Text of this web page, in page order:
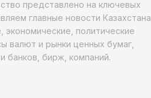
представлено на ключевых
главные новости Казахстана,
политические
валют и рынки ценных бумаг,
банков, бирж, компаний.